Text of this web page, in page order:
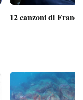
12 canzoni di